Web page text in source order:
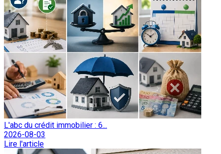
L'abc du crédit immobilier : 6...
2026-08-03
Lire l'article